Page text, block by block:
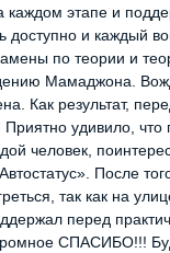
каждом этапе и
и каждый
по теории и
Мамаджона.
Как результат,
Приятно удивило,
человек,
После
так как на
перед
СПАСИБО!!!